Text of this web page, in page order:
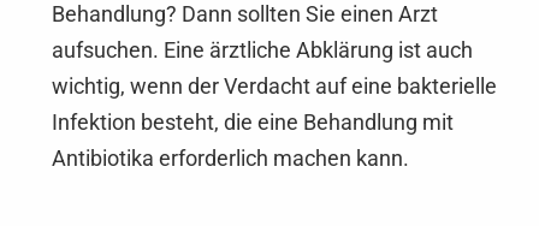
Behandlung? Dann sollten Sie einen Arzt
aufsuchen. Eine ärztliche Abklärung ist auch
wichtig, wenn der Verdacht auf eine bakterielle
Infektion besteht, die eine Behandlung mit
Antibiotika erforderlich machen kann.